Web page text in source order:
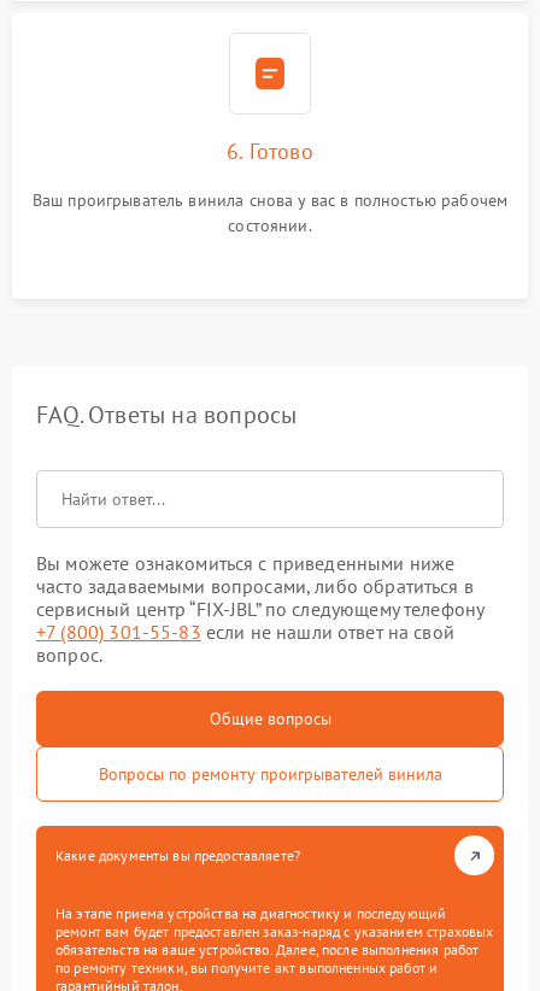
6. Готово
Ваш проигрыватель винила снова у вас в полностью рабочем
состоянии.
FAQ. Ответы на вопросы
Вы можете ознакомиться с приведенными ниже
часто задаваемыми вопросами, либо обратиться в
сервисный центр “FIX-JBL” по следующему телефону
+7 (800) 301-55-83 если не нашли ответ на свой
вопрос.
Общие вопросы
Вопросы по ремонту проигрывателей винила
Какие документы вы предоставляете?
На этапе приема устройства на диагностику и последующий
ремонт вам будет предоставлен заказ-наряд с указанием страховых
обязательств на ваше устройство. Далее, после выполнения работ
по ремонту техники, вы получите акт выполненных работ и
гарантийный талон.